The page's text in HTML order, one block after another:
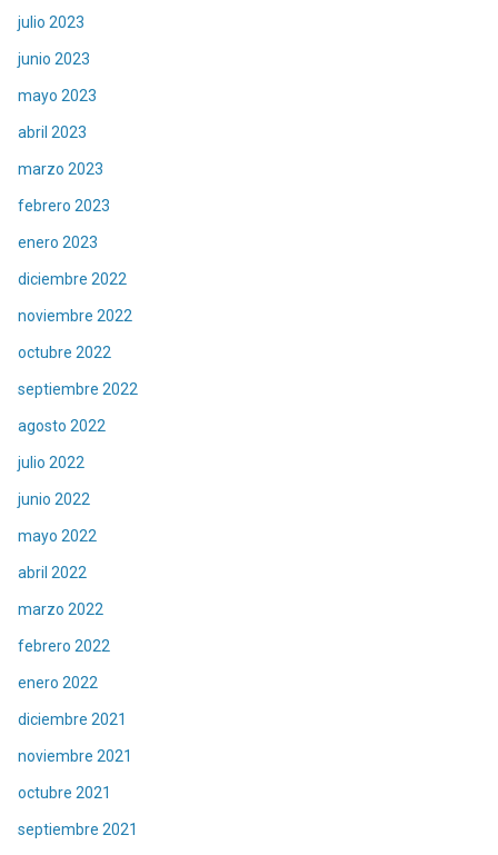
julio 2023
junio 2023
mayo 2023
abril 2023
marzo 2023
febrero 2023
enero 2023
diciembre 2022
noviembre 2022
octubre 2022
septiembre 2022
agosto 2022
julio 2022
junio 2022
mayo 2022
abril 2022
marzo 2022
febrero 2022
enero 2022
diciembre 2021
noviembre 2021
octubre 2021
septiembre 2021